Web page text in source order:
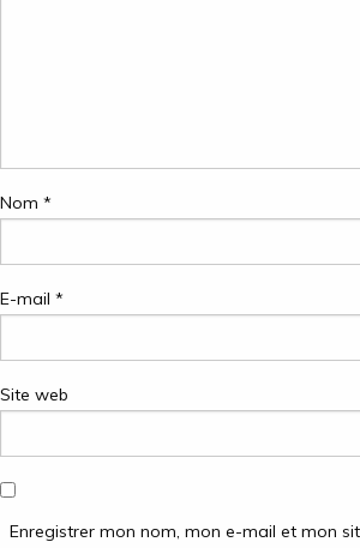
Nom *
E-mail *
Site web
Enregistrer mon nom, mon e-mail et mon